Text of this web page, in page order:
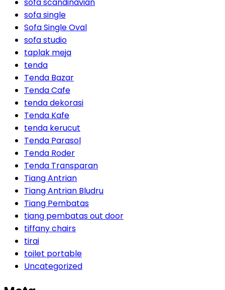
sofa single
Sofa Single Oval
sofa studio
taplak meja
tenda
Tenda Bazar
Tenda Cafe
tenda dekorasi
Tenda Kafe
tenda kerucut
Tenda Parasol
Tenda Roder
Tenda Transparan
Tiang Antrian
Tiang Antrian Bludru
Tiang Pembatas
tiang pembatas out door
tiffany chairs
tirai
toilet portable
Uncategorized